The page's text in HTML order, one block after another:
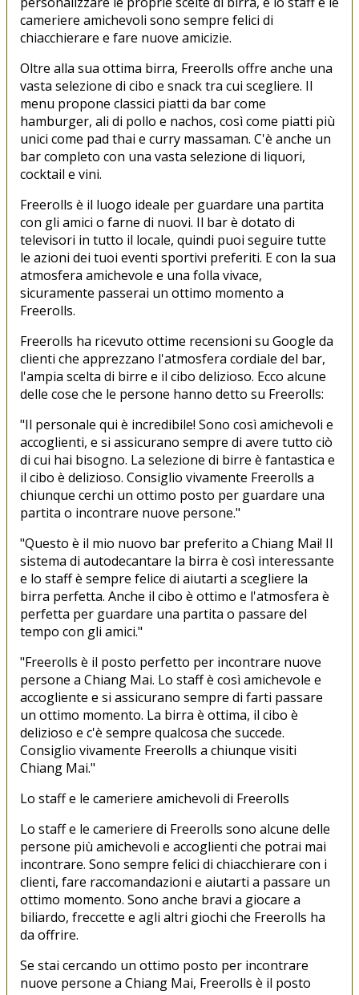
cameriere amichevoli sono sempre felici di
chiacchierare e fare nuove amicizie.
Oltre alla sua ottima birra, Freerolls offre anche una
vasta selezione di cibo e snack tra cui scegliere. Il
menu propone classici piatti da bar come
hamburger, ali di pollo e nachos, così come piatti più
unici come pad thai e curry massaman. C'è anche un
bar completo con una vasta selezione di liquori,
cocktail e vini.
Freerolls è il luogo ideale per guardare una partita
con gli amici o farne di nuovi. Il bar è dotato di
televisori in tutto il locale, quindi puoi seguire tutte
le azioni dei tuoi eventi sportivi preferiti. E con la sua
atmosfera amichevole e una folla vivace,
sicuramente passerai un ottimo momento a
Freerolls.
Freerolls ha ricevuto ottime recensioni su Google da
clienti che apprezzano l'atmosfera cordiale del bar,
l'ampia scelta di birre e il cibo delizioso. Ecco alcune
delle cose che le persone hanno detto su Freerolls:
"Il personale qui è incredibile! Sono così amichevoli e
accoglienti, e si assicurano sempre di avere tutto ciò
di cui hai bisogno. La selezione di birre è fantastica e
il cibo è delizioso. Consiglio vivamente Freerolls a
chiunque cerchi un ottimo posto per guardare una
partita o incontrare nuove persone."
"Questo è il mio nuovo bar preferito a Chiang Mai! Il
sistema di autodecantare la birra è così interessante
e lo staff è sempre felice di aiutarti a scegliere la
birra perfetta. Anche il cibo è ottimo e l'atmosfera è
perfetta per guardare una partita o passare del
tempo con gli amici."
"Freerolls è il posto perfetto per incontrare nuove
persone a Chiang Mai. Lo staff è così amichevole e
accogliente e si assicurano sempre di farti passare
un ottimo momento. La birra è ottima, il cibo è
delizioso e c'è sempre qualcosa che succede.
Consiglio vivamente Freerolls a chiunque visiti
Chiang Mai."
Lo staff e le cameriere amichevoli di Freerolls
Lo staff e le cameriere di Freerolls sono alcune delle
persone più amichevoli e accoglienti che potrai mai
incontrare. Sono sempre felici di chiacchierare con i
clienti, fare raccomandazioni e aiutarti a passare un
ottimo momento. Sono anche bravi a giocare a
biliardo, freccette e agli altri giochi che Freerolls ha
da offrire.
Se stai cercando un ottimo posto per incontrare
nuove persone a Chiang Mai, Freerolls è il posto